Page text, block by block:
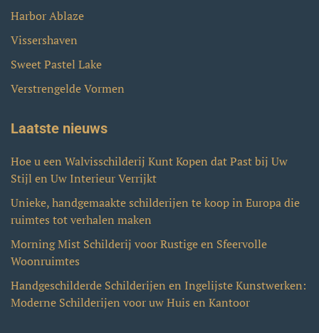
Harbor Ablaze
Vissershaven
Sweet Pastel Lake
Verstrengelde Vormen
Laatste nieuws
Hoe u een Walvisschilderij Kunt Kopen dat Past bij Uw
Stijl en Uw Interieur Verrijkt
Unieke, handgemaakte schilderijen te koop in Europa die
ruimtes tot verhalen maken
Morning Mist Schilderij voor Rustige en Sfeervolle
Woonruimtes
Handgeschilderde Schilderijen en Ingelijste Kunstwerken:
Moderne Schilderijen voor uw Huis en Kantoor